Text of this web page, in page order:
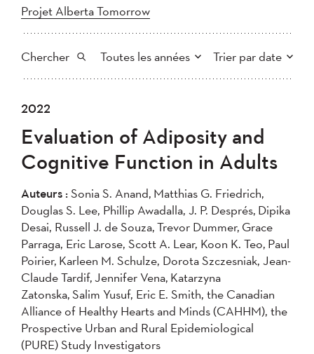
Projet Alberta Tomorrow
Chercher Toutes les années Trier par date
Tout
2023
2022
2020
2019
2018
2017
2016
2015
2014
2013
2012
2011
2010
2008
2007
2006
2005
2004
Plus récent au plus ancien
Plus ancien au plus récent
Appliquer
2022
Evaluation of Adiposity and
Cognitive Function in Adults
Auteurs :Sonia S. Anand, Matthias G. Friedrich,
Douglas S. Lee, Phillip Awadalla, J. P. Després, Dipika
Desai, Russell J. de Souza, Trevor Dummer, Grace
Parraga, Eric Larose, Scott A. Lear, Koon K. Teo, Paul
Poirier, Karleen M. Schulze, Dorota Szczesniak, Jean-
Claude Tardif, Jennifer Vena, Katarzyna
Zatonska, Salim Yusuf, Eric E. Smith, the Canadian
Alliance of Healthy Hearts and Minds (CAHHM), the
Prospective Urban and Rural Epidemiological
(PURE) Study Investigators